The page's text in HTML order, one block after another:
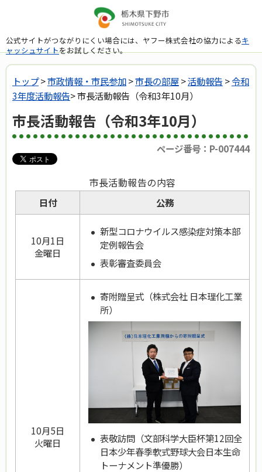
公式サイトがつながりにくい場合には、ヤフー株式会社の協力によるキ
ャッシュサイトをお試しください。
トップ>市政情報・市民参加>市長の部屋>活動報告 >令和
3年度活動報告> 市長活動報告（令和3年10月）
市長活動報告（令和3年10月）
ページ番号：P-007444
市長活動報告の内容
日付 公務
10月1日
金曜日
新型コロナウイルス感染症対策本部
定例報告会
表彰審査委員会
10月5日
火曜日
寄附贈呈式（株式会社 日本理化工業
所）
表敬訪問（文部科学大臣杯第12回全
日本少年春季軟式野球大会日本生命
トーナメント準優勝）